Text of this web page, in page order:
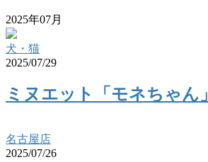
2025年07月
犬・猫
2025/07/29
ミヌエット「モネちゃん」
名古屋店
2025/07/26